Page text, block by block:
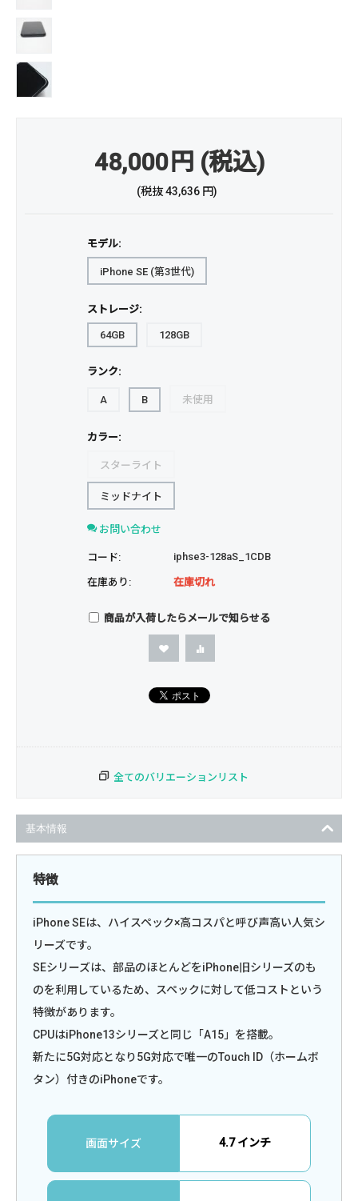
48,000 円 (税込)
(税抜43,636 円)
モデル:
iPhone SE (第3世代)
ストレージ:
64GB 128GB
ランク:
A B 未使用
カラー:
スターライト
ミッドナイト
お問い合わせ
コード: iphse3-128aS_1CDB
在庫あり: 在庫切れ
商品が入荷したらメールで知らせる
全てのバリエーションリスト
基本情報
特徴
iPhone SEは、ハイスペック×高コスパと呼び声高い人気シ
リーズです。
SEシリーズは、部品のほとんどをiPhone旧シリーズのも
のを利用しているため、スペックに対して低コストという
特徴があります。
CPUはiPhone13シリーズと同じ「A15」を搭載。
新たに5G対応となり5G対応で唯一のTouch ID（ホームボ
タン）付きのiPhoneです。
画面サイズ 4.7 インチ